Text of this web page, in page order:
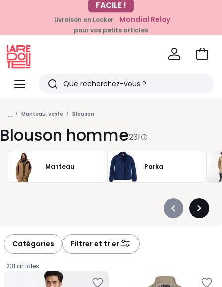
EN CE MOMENT
-20% dès 39€*
sur la mode
Livraison en Locker Mondial Relay
pour vos petits articles
Menu
Redoute
Rechercher
Derniers
articles
vus
Voir
... Manteau, veste Blouson
Blouson homme231
Manteau Parka
Précédent
Catégories Filtrer et trier
231 articles